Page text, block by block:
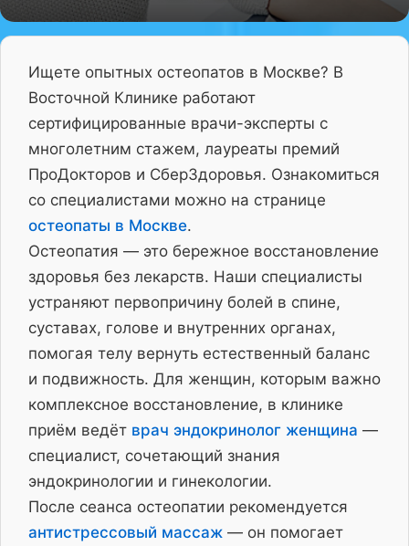
Ищете опытных остеопатов в Москве? В
Восточной Клинике работают
сертифицированные врачи-эксперты с
многолетним стажем, лауреаты премий
ПроДокторов и СберЗдоровья. Ознакомиться
со специалистами можно на странице
остеопаты в Москве.
Остеопатия — это бережное восстановление
здоровья без лекарств. Наши специалисты
устраняют первопричину болей в спине,
суставах, голове и внутренних органах,
помогая телу вернуть естественный баланс
и подвижность. Для женщин, которым важно
комплексное восстановление, в клинике
приём ведёт врач эндокринолог женщина —
специалист, сочетающий знания
эндокринологии и гинекологии.
После сеанса остеопатии рекомендуется
антистрессовый массаж — он помогает